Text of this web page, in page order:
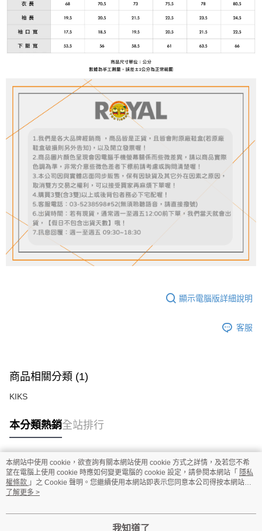
顯示電腦版詳細說明
客服
商品相關分類 (1)
KIKS
本分類熱銷全站排行
熱門標籤
本網站中使用 cookie，欲查詢有關本網站使用 cookie 方式之詳情，及若您不希
望在電腦上使用 cookie 時應如何變更電腦的 cookie 設定，請參閱本網站「 隱私
權條款 」之 Cookie 聲明。您繼續使用本網站即表示您同意本公司得按本網站使
用條款之 Cookie 聲明使用 cookie。
了解更多 >
我知道了